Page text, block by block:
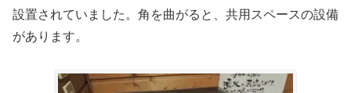
設置されていました。角を曲がると、共用スペースの設備
があります。